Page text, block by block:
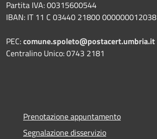
Partita IVA: 00315600544
IBAN: IT 11 C 03440 21800 000000012038
PEC:comune.spoleto@postacert.umbria.it
Centralino Unico: 0743 2181
Prenotazione appuntamento
Segnalazione disservizio